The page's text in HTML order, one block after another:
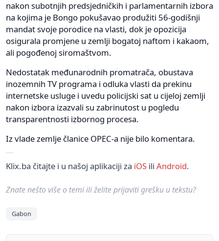
nakon subotnjih predsjedničkih i parlamentarnih izbora
na kojima je Bongo pokušavao produžiti 56-godišnji
mandat svoje porodice na vlasti, dok je opozicija
osigurala promjene u zemlji bogatoj naftom i kakaom,
ali pogođenoj siromaštvom.
Nedostatak međunarodnih promatrača, obustava
inozemnih TV programa i odluka vlasti da prekinu
internetske usluge i uvedu policijski sat u cijeloj zemlji
nakon izbora izazvali su zabrinutost u pogledu
transparentnosti izbornog procesa.
Iz vlade zemlje članice OPEC-a nije bilo komentara.
Klix.ba čitajte i u našoj aplikaciji za iOS ili Android.
Znate nešto više o temi ili želite prijaviti grešku u tekstu?
Gabon